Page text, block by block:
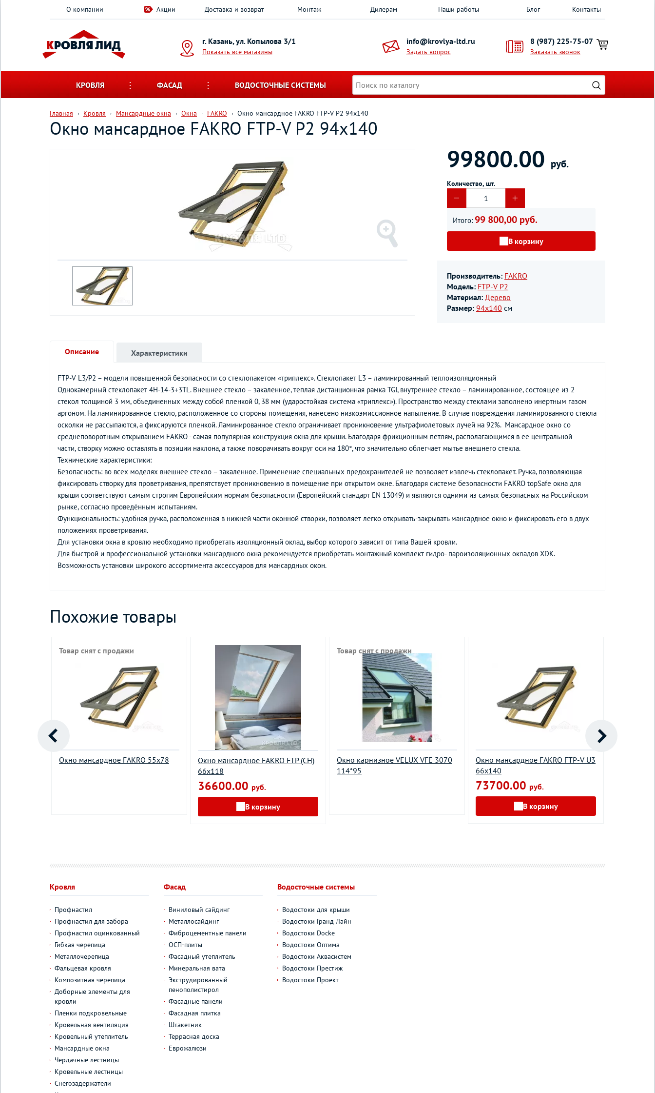
О компании Акции Доставка и возврат Монтаж Дилерам Наши работы Блог Контакты
г. Казань, ул. Копылова 3/1
Показать все магазины
info@krovlya-ltd.ru
Задать вопрос
8 (987) 225-75-07
Заказать звонок
КРОВЛЯ ФАСАД ВОДОСТОЧНЫЕ СИСТЕМЫ
Главная Кровля Мансардные окна Окна FAKRO Окно мансардное FAKRO FTP-V P2 94х140
Окно мансардное FAKRO FTP-V P2 94х140
99800.00 руб.
Количество, шт.
Итого: 99 800,00 руб.
В корзину
Производитель: FAKRO
Модель: FTP-V P2
Материал: Дерево
Размер: 94х140 см
Описание
FTP-V L3/P2 – модели повышенной безопасности со стеклопакетом «триплекс». Стеклопакет L3 – ламинированный теплоизоляционный
Однокамерный стеклопакет 4H-14-3+3TL. Внешнее стекло – закаленное, теплая дистанционная рамка TGI, внутреннее стекло – ламинированное, состоящее из 2
стекол толщиной 3 мм, объединенных между собой пленкой 0, 38 мм (ударостойкая система «триплекс»). Пространство между стеклами заполнено инертным газом
аргоном. На ламинированное стекло, расположенное со стороны помещения, нанесено низкоэмиссионное напыление. В случае повреждения ламинированного стекла
осколки не рассыпаются, а фиксируются пленкой. Ламинированное стекло ограничивает проникновение ультрафиолетовых лучей на 92%. Мансардное окно со
среднеповоротным открыванием FAKRO - самая популярная конструкция окна для крыши. Благодаря фрикционным петлям, располагающимся в ее центральной
части, створку можно оставлять в позиции наклона, а также поворачивать вокруг оси на 180°, что значительно облегчает мытье внешнего стекла.
Технические характеристики:
Безопасность: во всех моделях внешнее стекло – закаленное. Применение специальных предохранителей не позволяет извлечь стеклопакет. Ручка, позволяющая
фиксировать створку для проветривания, препятствует проникновению в помещение при открытом окне. Благодаря системе безопасности FAKRO topSafe окна для
крыши соответствуют самым строгим Европейским нормам безопасности (Европейский стандарт EN 13049) и являются одними из самых безопасных на Российском
рынке, согласно проведённым испытаниям.
Функциональность: удобная ручка, расположенная в нижней части оконной створки, позволяет легко открывать-закрывать мансардное окно и фиксировать его в двух
положениях проветривания.
Для установки окна в кровлю необходимо приобретать изоляционный оклад, выбор которого зависит от типа Вашей кровли.
Для быстрой и профессиональной установки мансардного окна рекомендуется приобретать монтажный комплект гидро- пароизоляционных окладов XDK.
Возможность установки широкого ассортимента аксессуаров для мансардных окон.
Характеристики
Похожие товары
Окно мансардное FAKRO 55х78
Товар снят с продажи
Окно мансардное FAKRO FTP (CH)
66х118
36600.00 руб.
В корзину
Окно карнизное VELUX VFE 3070
114*95
Товар снят с продажи
Окно мансардное FAKRO FTP-V U3
66х140
73700.00 руб.
В корзину
Кровля
Профнастил
Профнастил для забора
Профнастил оцинкованный
Гибкая черепица
Металлочерепица
Фальцевая кровля
Композитная черепица
Доборные элементы для
кровли
Пленки подкровельные
Кровельная вентиляция
Кровельный утеплитель
Мансардные окна
Чердачные лестницы
Кровельные лестницы
Снегозадержатели
Фасад
Виниловый сайдинг
Металлосайдинг
Фиброцементные панели
ОСП-плиты
Фасадный утеплитель
Минеральная вата
Экструдированный
пенополистирол
Фасадные панели
Фасадная плитка
Штакетник
Террасная доска
Еврожалюзи
Водосточные системы
Водостоки для крыши
Водостоки Гранд Лайн
Водостоки Docke
Водостоки Оптима
Водостоки Аквасистем
Водостоки Престиж
Водостоки Проект